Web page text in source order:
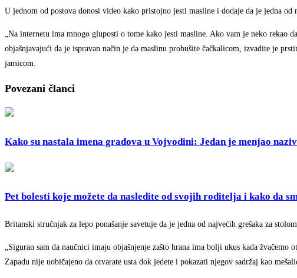
U jednom od postova donosi video kako pristojno jesti masline i dodaje da je jedna
„Na internetu ima mnogo gluposti o tome kako jesti masline. Ako vam je neko
objašnjavajući da je ispravan način je da maslinu probušite čačkalicom, izvadite je
jamicom.
Povezani članci
Kako su nastala imena gradova u Vojvodini: Jedan je menjao
Pet bolesti koje možete da nasledite od svojih roditelja i kako da
Britanski stručnjak za lepo ponašanje savetuje da je jedna od najvećih grešaka za
„Siguran sam da naučnici imaju objašnjenje zašto hrana ima bolji ukus kada
Zapadu nije uobičajeno da otvarate usta dok jedete i pokazati njegov sadržaj kao